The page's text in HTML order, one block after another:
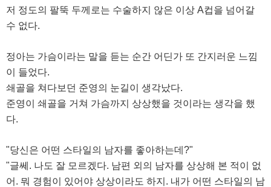
저 정도의 팔뚝 두께로는 수술하지 않은 이상 A컵을 넘어갈
수 없다.
정아는 가슴이라는 말을 듣는 순간 어딘가 또 간지러운 느낌
이 들었다.
쇄골을 쳐다보던 준영의 눈길이 생각났다.
준영이 쇄골을 거쳐 가슴까지 상상했을 것이라는 생각을 했
다.
"당신은 어떤 스타일의 남자를 좋아하는데?"
"글쎄. 나도 잘 모르겠다. 남편 외의 남자를 상상해 본 적이 없
어. 뭐 경험이 있어야 상상이라도 하지. 내가 어떤 스타일의 남